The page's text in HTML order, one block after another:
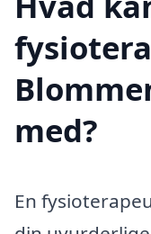
med?
En